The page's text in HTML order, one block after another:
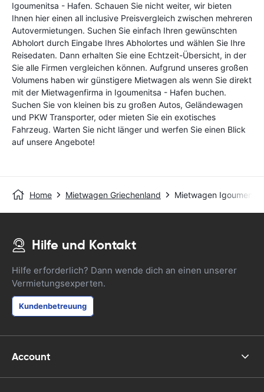
Igoumenitsa - Hafen. Schauen Sie nicht weiter, wir bieten
Ihnen hier einen all inclusive Preisvergleich zwischen mehreren
Autovermietungen. Suchen Sie einfach Ihren gewünschten
Abholort durch Eingabe Ihres Abholortes und wählen Sie Ihre
Reisedaten. Dann erhalten Sie eine Echtzeit-Übersicht, in der
Sie alle Firmen vergleichen können. Aufgrund unseres großen
Volumens haben wir günstigere Mietwagen als wenn Sie direkt
mit der Mietwagenfirma in Igoumenitsa - Hafen buchen.
Suchen Sie von kleinen bis zu großen Autos, Geländewagen
und PKW Transporter, oder mieten Sie ein exotisches
Fahrzeug. Warten Sie nicht länger und werfen Sie einen Blick
auf unsere Angebote!
Home Mietwagen Griechenland Mietwagen
Hilfe und Kontakt
Hilfe erforderlich? Dann wende dich an einen unserer
Vermietungsexperten.
Kundenbetreuung
Account